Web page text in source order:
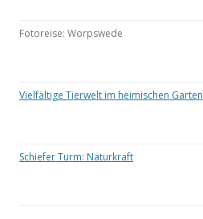
Fotoreise: Worpswede
Vielfältige Tierwelt im heimischen Garten
Schiefer Turm: Naturkraft